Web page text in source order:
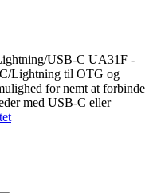
USB-C UA31F -
Lightning til OTG og
for nemt at forbinde
med USB-C eller